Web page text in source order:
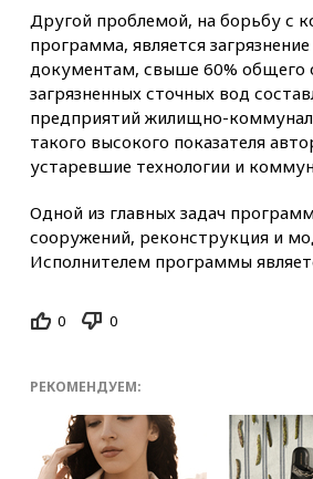
Другой проблемой, на борьбу с
программа, является
документам, свыше 60% общего
загрязненных сточных вод
предприятий жилищно-
такого высокого показателя
устаревшие технологии и
Одной из главных задач
сооружений, реконструкция и
Исполнителем программы
0 0
РЕКОМЕНДУЕМ: